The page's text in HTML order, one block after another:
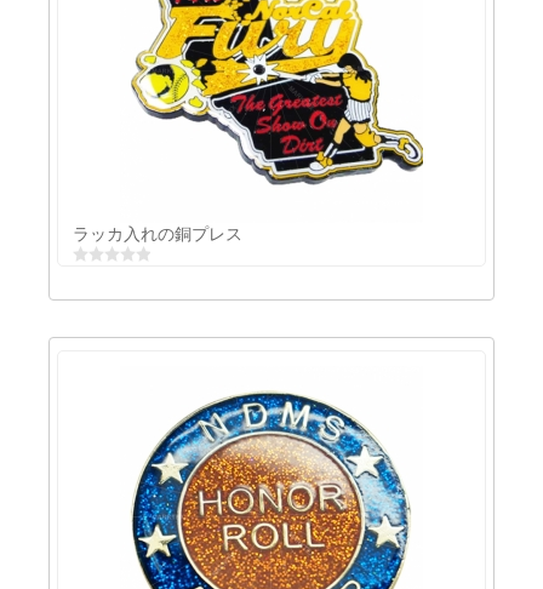
ラッカ入れの鉄プレス
ラッカ入れの銅プレス
ラッカ入れの銅プレス